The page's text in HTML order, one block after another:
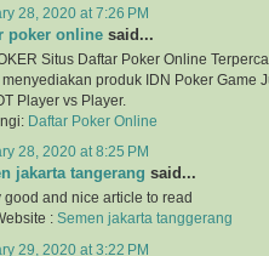
28, 2020 at 7:26 PM
poker online said...
Situs Daftar Poker Online
produk IDN Poker Game
Player vs Player.
Daftar Poker Online
28, 2020 at 8:25 PM
jakarta tangerang said...
good and nice article to read
: Semen jakarta tanggerang
29, 2020 at 3:22 PM